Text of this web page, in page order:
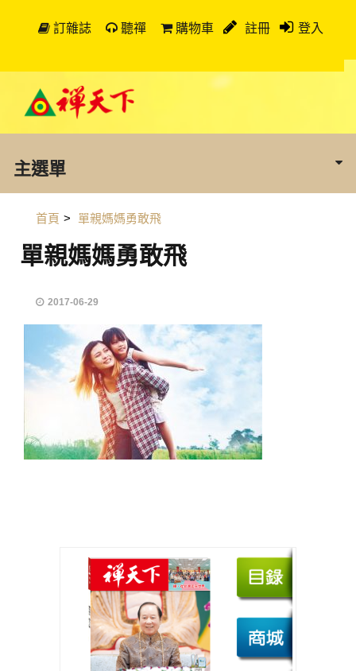
訂雜誌 聽禪 購物車 註冊 登入
主選單
首頁 > 單親媽媽勇敢飛
單親媽媽勇敢飛
2017-06-29